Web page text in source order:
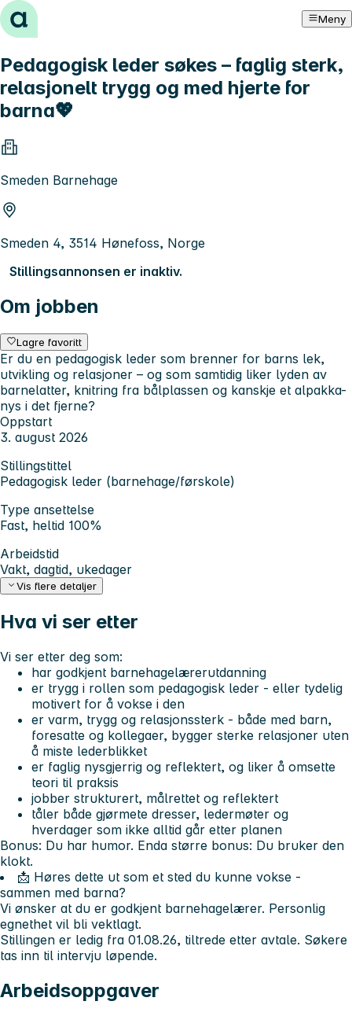
Hopp til innhold Meny
Pedagogisk leder søkes – faglig sterk,
relasjonelt trygg og med hjerte for
barna💖
Smeden Barnehage
Smeden 4, 3514 Hønefoss, Norge
Stillingsannonsen er inaktiv.
Om jobben
Lagre favoritt
Er du en pedagogisk leder som brenner for barns lek,
utvikling og relasjoner – og som samtidig liker lyden av
barnelatter, knitring fra bålplassen og kanskje et alpakka-
nys i det fjerne?
Oppstart
3. august 2026
Stillingstittel
Pedagogisk leder (barnehage/førskole)
Type ansettelse
Fast, heltid 100%
Arbeidstid
Vakt, dagtid, ukedager
Vis flere detaljer
Hva vi ser etter
Vi ser etter deg som:
har godkjent barnehagelærerutdanning
er trygg i rollen som pedagogisk leder - eller tydelig
motivert for å vokse i den
er varm, trygg og relasjonssterk - både med barn,
foresatte og kollegaer, bygger sterke relasjoner uten
å miste lederblikket
er faglig nysgjerrig og reflektert, og liker å omsette
teori til praksis
jobber strukturert, målrettet og reflektert
tåler både gjørmete dresser, ledermøter og
hverdager som ikke alltid går etter planen
Bonus: Du har humor. Enda større bonus: Du bruker den
klokt.
📩 Høres dette ut som et sted du kunne vokse -
sammen med barna?
Vi ønsker at du er godkjent barnehagelærer. Personlig
egnethet vil bli vektlagt.
Stillingen er ledig fra 01.08.26, tiltrede etter avtale. Søkere
tas inn til intervju løpende.
Arbeidsoppgaver